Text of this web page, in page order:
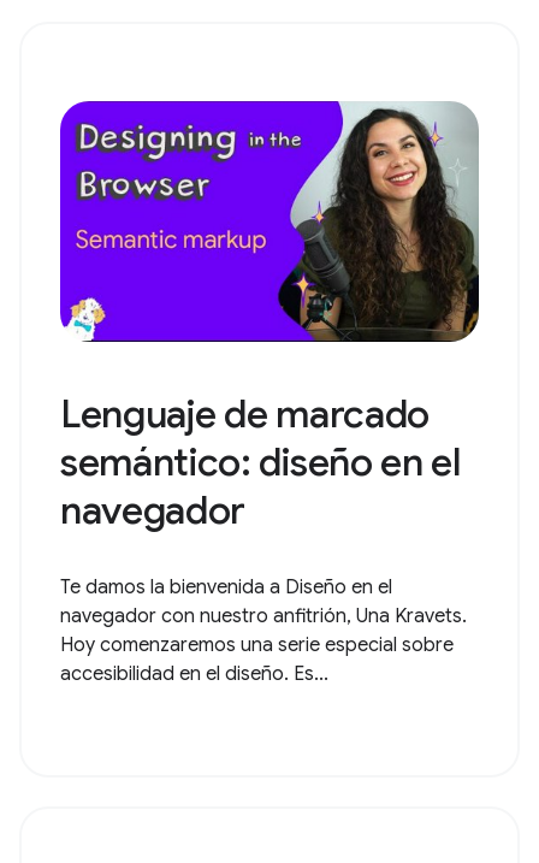
Lenguaje de marcado
semántico: diseño en el
navegador
Te damos la bienvenida a Diseño en el
navegador con nuestro anfitrión, Una Kravets.
Hoy comenzaremos una serie especial sobre
accesibilidad en el diseño. Es...